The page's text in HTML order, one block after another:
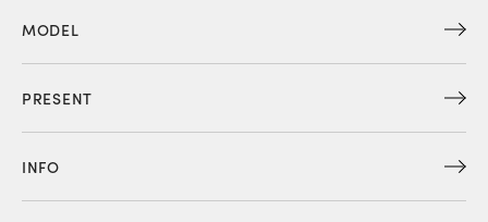
MODEL
PRESENT
INFO